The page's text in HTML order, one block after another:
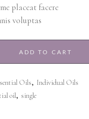
placeat facere
voluptas
ADD TO CART
Oils, Individual Oils
oil, single